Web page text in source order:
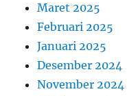
Maret 2025
Februari 2025
Januari 2025
Desember 2024
November 2024